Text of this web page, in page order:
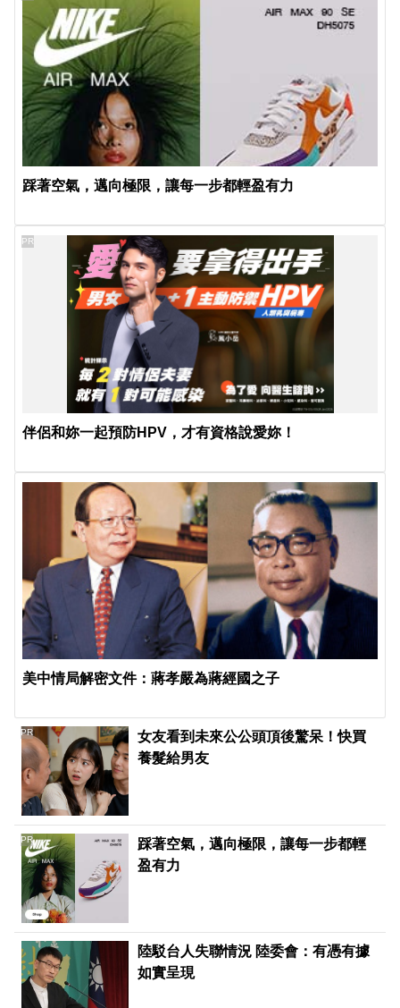
踩著空氣，邁向極限，讓每一步都輕盈有力
伴侶和妳一起預防HPV，才有資格說愛妳！
PR
美中情局解密文件：蔣孝嚴為蔣經國之子
女友看到未來公公頭頂後驚呆！快買
養髮給男友
PR
踩著空氣，邁向極限，讓每一步都輕
盈有力
PR
陸駁台人失聯情況 陸委會：有憑有據
如實呈現